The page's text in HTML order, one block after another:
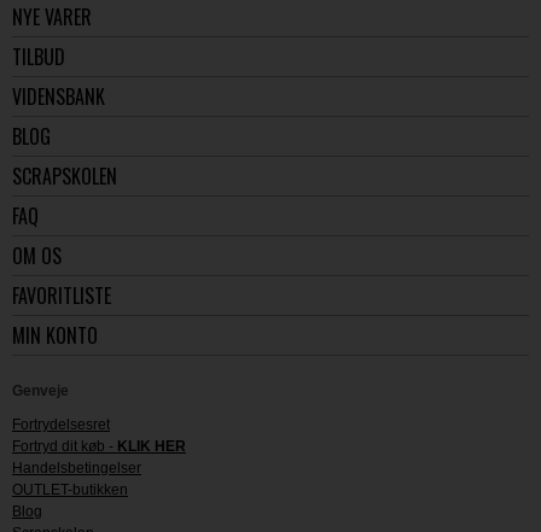
NYE VARER
TILBUD
VIDENSBANK
BLOG
SCRAPSKOLEN
FAQ
OM OS
FAVORITLISTE
MIN KONTO
Genveje
Fortrydelsesret
Fortryd dit køb - KLIK HER
Handelsbetingelser
OUTLET-butikken
Blog